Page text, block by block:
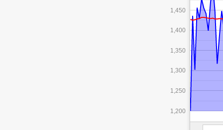
1,200
1,250
1,300
1,350
1,400
1,450